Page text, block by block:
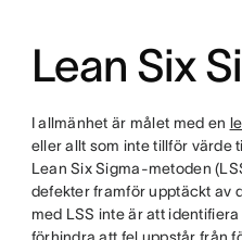
Lean Six
I allmänhet är målet med en
eller allt som inte tillför värde
Lean Six Sigma-metoden
defekter framför upptäckt av
med LSS inte är att
förhindra att fel uppstår från